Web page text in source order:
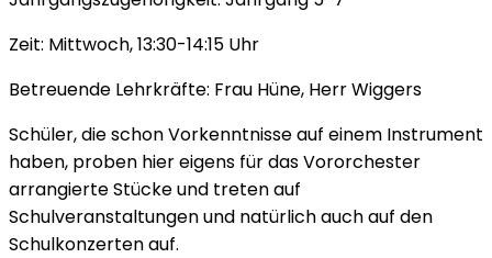
Zeit: Mittwoch, 13:30-14:15 Uhr
Betreuende Lehrkräfte: Frau Hüne, Herr Wiggers
Schüler, die schon Vorkenntnisse auf einem Instrument
haben, proben hier eigens für das Vororchester
arrangierte Stücke und treten auf
Schulveranstaltungen und natürlich auch auf den
Schulkonzerten auf.